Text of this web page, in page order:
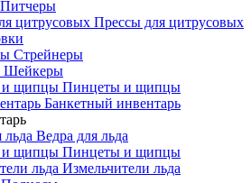
Питчеры
Прессы для цитрусовых
Стрейнеры
Шейкеры
Пинцеты и щипцы
Банкетный инвентарь
Ведра для льда
Пинцеты и щипцы
Измельчители льда